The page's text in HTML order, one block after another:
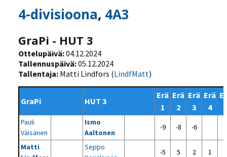
4-divisioona, 4A3
GraPi - HUT 3
Ottelupäivä:04.12.2024
Tallennuspäivä:05.12.2024
Tallentaja: Matti Lindfors (LindfMatt)
GraPi HUT 3
Erä
1
Erä
2
Erä
3
Erä
4
Pauli
Väisänen
Ismo
Aaltonen
-9 -8 -6
Matti
Seppo
-5 5 2 1